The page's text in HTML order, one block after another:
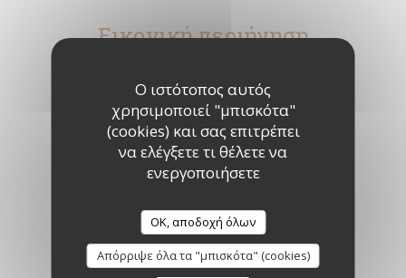
Ο ιστότοπος αυτός
χρησιμοποιεί "μπισκότα"
(cookies) και σας επιτρέπει
να ελέγξετε τι θέλετε να
ενεργοποιήσετε
OK, αποδοχή όλων
Απόρριψε όλα τα "μπισκότα" (cookies)
Εικονική περιήγηση